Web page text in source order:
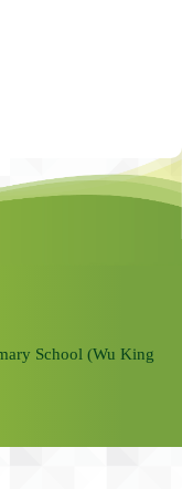
School (Wu King